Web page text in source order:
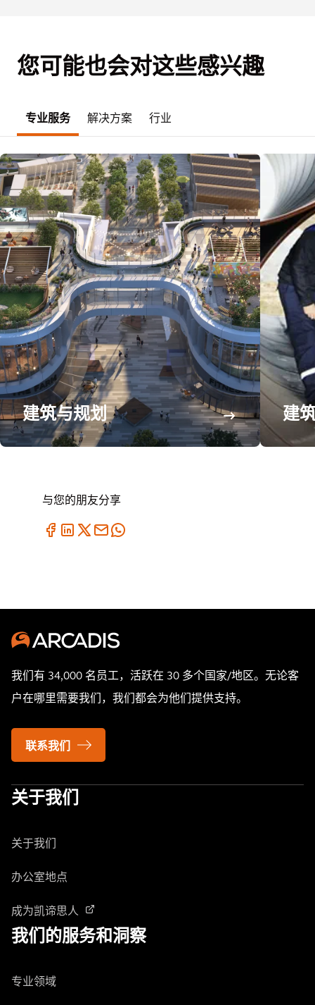
您可能也会对这些感兴趣
专业服务 解决方案 行业
建筑与规划 建
与您的朋友分享
我们有 34,000 名员工，活跃在 30 多个国家/地区。无论客
户在哪里需要我们，我们都会为他们提供支持。
联系我们
关于我们
关于我们
办公室地点
成为凯谛思人
我们的服务和洞察
专业领域